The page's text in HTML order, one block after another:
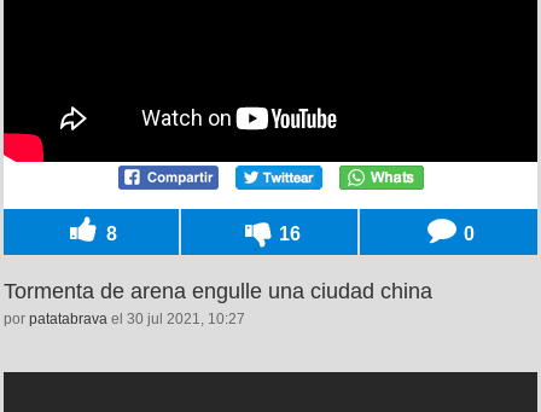
8 16 0
Tormenta de arena engulle una ciudad china
por patatabrava el 30 jul 2021, 10:27